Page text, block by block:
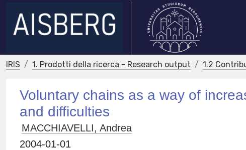
IRIS 1. Prodotti della ricerca - Research output 1.2
Voluntary chains as a way of
and difficulties
MACCHIAVELLI, Andrea
2004-01-01